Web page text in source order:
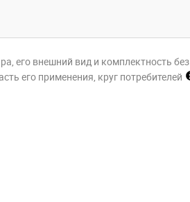
его внешний вид и комплектность
его применения, круг потребителей